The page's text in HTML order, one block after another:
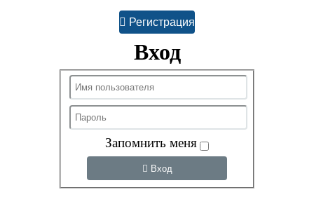
Регистрация
Вход
Запомнить меня
Вход